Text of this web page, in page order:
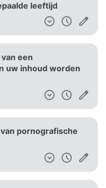
leeftijd
een
uw inhoud worden
pornografische